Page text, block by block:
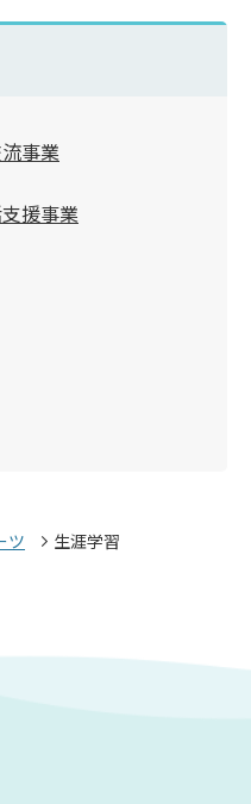
事業
援事業
ツ 生涯学習